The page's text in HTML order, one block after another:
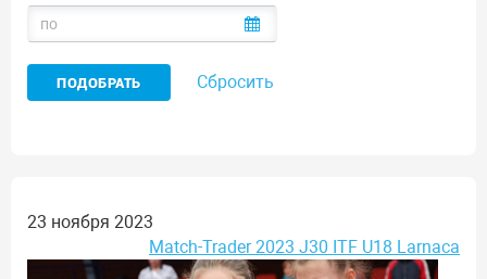
Сбросить
23 ноября 2023
Match-Trader 2023 J30 ITF U18 Larnaca